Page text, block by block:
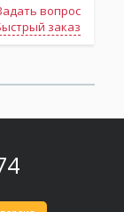
вопрос
заказ